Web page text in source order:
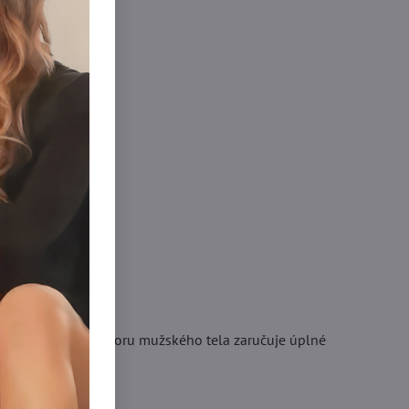
klinu podľa vzoru mužského tela zaručuje úplné